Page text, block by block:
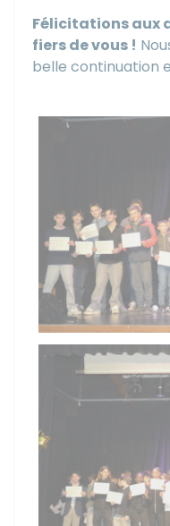
Félicitations aux
fiers de vous !
belle continuation